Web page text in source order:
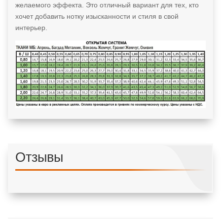
желаемого эффекта. Это отличный вариант для тех, кто
хочет добавить нотку изысканности и стиля в свой
интерьер.
Отзывы